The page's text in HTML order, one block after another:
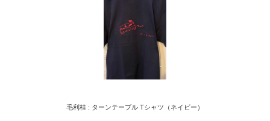
毛利桂 : ターンテーブル Tシャツ（ネイビー）